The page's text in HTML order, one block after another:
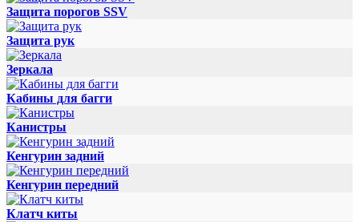
Защита порогов SSV
Защита рук
Зеркала
Кабины для багги
Канистры
Кенгурин задний
Кенгурин передний
Клатч киты